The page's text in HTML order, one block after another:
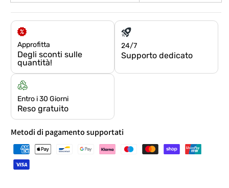
Approfitta
Degli sconti sulle
quantità!
24/7
Supporto dedicato
Entro i 30 Giorni
Reso gratuito
Metodi di pagamento supportati